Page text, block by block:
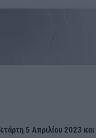
5 Απριλίου 2023